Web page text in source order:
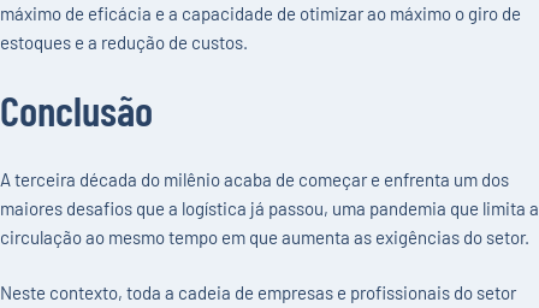
máximo de eficácia e a capacidade de otimizar ao máximo o giro de
estoques e a redução de custos.
Conclusão
A terceira década do milênio acaba de começar e enfrenta um dos
maiores desafios que a logística já passou, uma pandemia que limita a
circulação ao mesmo tempo em que aumenta as exigências do setor.
Neste contexto, toda a cadeia de empresas e profissionais do setor